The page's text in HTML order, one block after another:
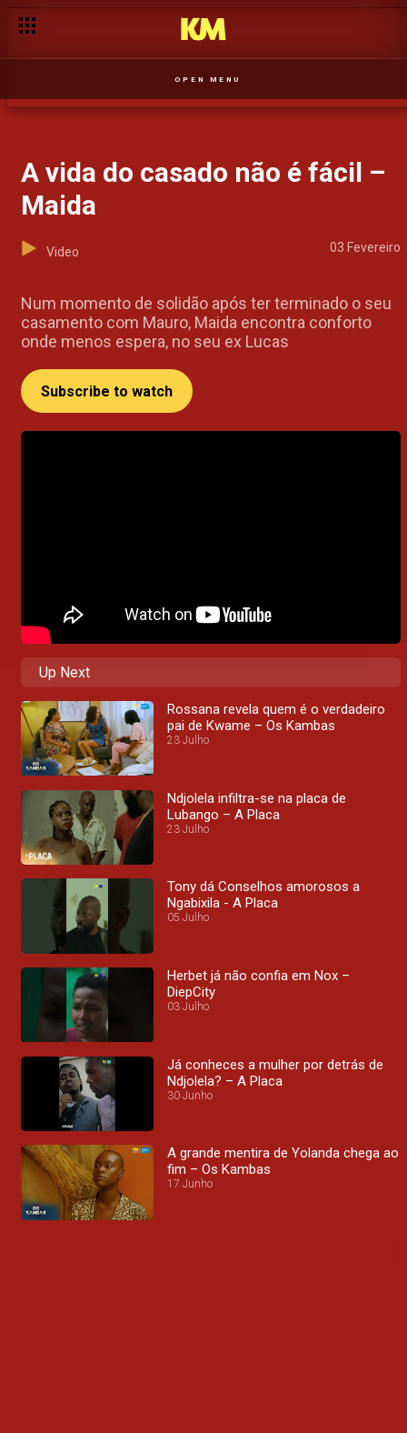
OPEN MENU
A vida do casado não é fácil –
Maida
Video 03 Fevereiro
Num momento de solidão após ter terminado o seu
casamento com Mauro, Maida encontra conforto
onde menos espera, no seu ex Lucas
Subscribe to watch
Up Next
Rossana revela quem é o verdadeiro
pai de Kwame – Os Kambas
23 Julho
Ndjolela infiltra-se na placa de
Lubango – A Placa
23 Julho
Tony dá Conselhos amorosos a
Ngabixila - A Placa
05 Julho
Herbet já não confia em Nox –
DiepCity
03 Julho
Já conheces a mulher por detrás de
Ndjolela? – A Placa
30 Junho
A grande mentira de Yolanda chega ao
fim – Os Kambas
17 Junho
O pacto de Keza com o diabo – Hotel Palanca